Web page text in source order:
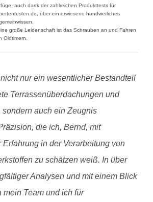
auch dank der zahlreichen Produkttests für
über ein erwiesene handwerliches
große Leidenschaft ist das Schrauben an und Fahren
Oldtimern.
nur ein wesentlicher Bestandteil
Terrassenüberdachungen und
sondern auch ein Zeugnis
die ich, Bernd, mit
in der Verarbeitung von
zu schätzen weiß. In über
Analysen und mit einem Blick
mein Team und ich für